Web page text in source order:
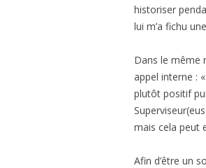
historiser
lui m’a fichu
Dans le même
appel interne :
plutôt positif
mais cela peut
Afin d’être un